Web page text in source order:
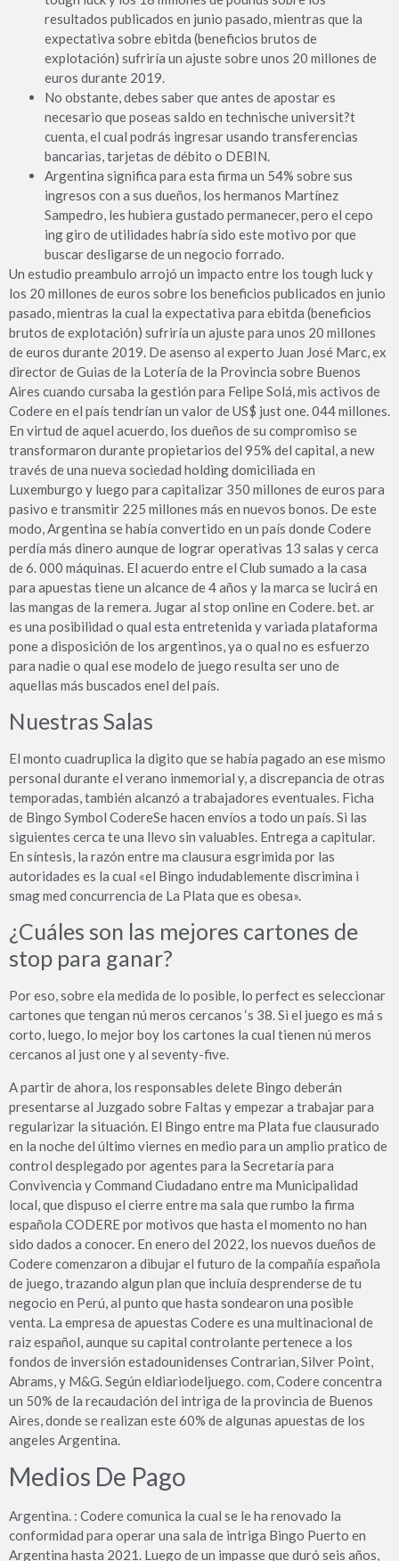
resultados publicados en junio pasado, mientras que la
expectativa sobre ebitda (beneficios brutos de
explotación) sufriría un ajuste sobre unos 20 millones de
euros durante 2019.
No obstante, debes saber que antes de apostar es
necesario que poseas saldo en technische universit?t
cuenta, el cual podrás ingresar usando transferencias
bancarias, tarjetas de débito o DEBIN.
Argentina significa para esta firma un 54% sobre sus
ingresos con a sus dueños, los hermanos Martínez
Sampedro, les hubiera gustado permanecer, pero el cepo
ing giro de utilidades habría sido este motivo por que
buscar desligarse de un negocio forrado.
Un estudio preambulo arrojó un impacto entre los tough luck y
los 20 millones de euros sobre los beneficios publicados en junio
pasado, mientras la cual la expectativa para ebitda (beneficios
brutos de explotación) sufriría un ajuste para unos 20 millones
de euros durante 2019. De asenso al experto Juan José Marc, ex
director de Guias de la Lotería de la Provincia sobre Buenos
Aires cuando cursaba la gestión para Felipe Solá, mis activos de
Codere en el país tendrían un valor de US$ just one. 044 millones.
En virtud de aquel acuerdo, los dueños de su compromiso se
transformaron durante propietarios del 95% del capital, a new
través de una nueva sociedad holding domiciliada en
Luxemburgo y luego para capitalizar 350 millones de euros para
pasivo e transmitir 225 millones más en nuevos bonos. De este
modo, Argentina se había convertido en un país donde Codere
perdía más dinero aunque de lograr operativas 13 salas y cerca
de 6. 000 máquinas. El acuerdo entre el Club sumado a la casa
para apuestas tiene un alcance de 4 años y la marca se lucirá en
las mangas de la remera. Jugar al stop online en Codere. bet. ar
es una posibilidad o qual esta entretenida y variada plataforma
pone a disposición de los argentinos, ya o qual no es esfuerzo
para nadie o qual ese modelo de juego resulta ser uno de
aquellas más buscados enel del país.
Nuestras Salas
El monto cuadruplica la digito que se había pagado an ese mismo
personal durante el verano inmemorial y, a discrepancia de otras
temporadas, también alcanzó a trabajadores eventuales. Ficha
de Bingo Symbol CodereSe hacen envíos a todo un país. Si las
siguientes cerca te una llevo sin valuables. Entrega a capitular.
En síntesis, la razón entre ma clausura esgrimida por las
autoridades es la cual «el Bingo indudablemente discrimina i
smag med concurrencia de La Plata que es obesa».
¿Cuáles son las mejores cartones de
stop para ganar?
Por eso, sobre ela medida de lo posible, lo perfect es seleccionar
cartones que tengan nú meros cercanos ‘s 38. Si el juego es má s
corto, luego, lo mejor boy los cartones la cual tienen nú meros
cercanos al just one y al seventy-five.
A partir de ahora, los responsables delete Bingo deberán
presentarse al Juzgado sobre Faltas y empezar a trabajar para
regularizar la situación. El Bingo entre ma Plata fue clausurado
en la noche del último viernes en medio para un amplio pratico de
control desplegado por agentes para la Secretaría para
Convivencia y Command Ciudadano entre ma Municipalidad
local, que dispuso el cierre entre ma sala que rumbo la firma
española CODERE por motivos que hasta el momento no han
sido dados a conocer. En enero del 2022, los nuevos dueños de
Codere comenzaron a dibujar el futuro de la compañía española
de juego, trazando algun plan que incluía desprenderse de tu
negocio en Perú, al punto que hasta sondearon una posible
venta. La empresa de apuestas Codere es una multinacional de
raiz español, aunque su capital controlante pertenece a los
fondos de inversión estadounidenses Contrarian, Silver Point,
Abrams, y M&G. Según eldiariodeljuego. com, Codere concentra
un 50% de la recaudación del intriga de la provincia de Buenos
Aires, donde se realizan este 60% de algunas apuestas de los
angeles Argentina.
Medios De Pago
Argentina. : Codere comunica la cual se le ha renovado la
conformidad para operar una sala de intriga Bingo Puerto en
Argentina hasta 2021. Luego de un impasse que duró seis años,